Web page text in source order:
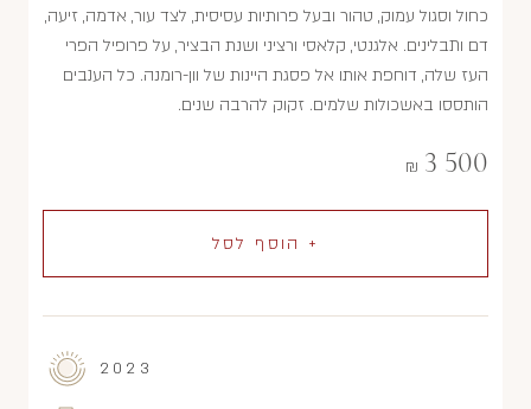
כחול וסגול עמוק, טהור ובעל פרותיות עסיסית, לצד עור, אדמה, זיעה,
דם ותבלינים. אלגנטי, קלאסי ורציני ושנת הבציר, על פרופיל הפרי
העז שלה, דוחפת אותו אל פסגת היינות של וון-רומנה. כל הענבים
הותססו באשכולות שלמים. זקוק להרבה שנים.
3 500
₪
+ הוסף לסל
2023